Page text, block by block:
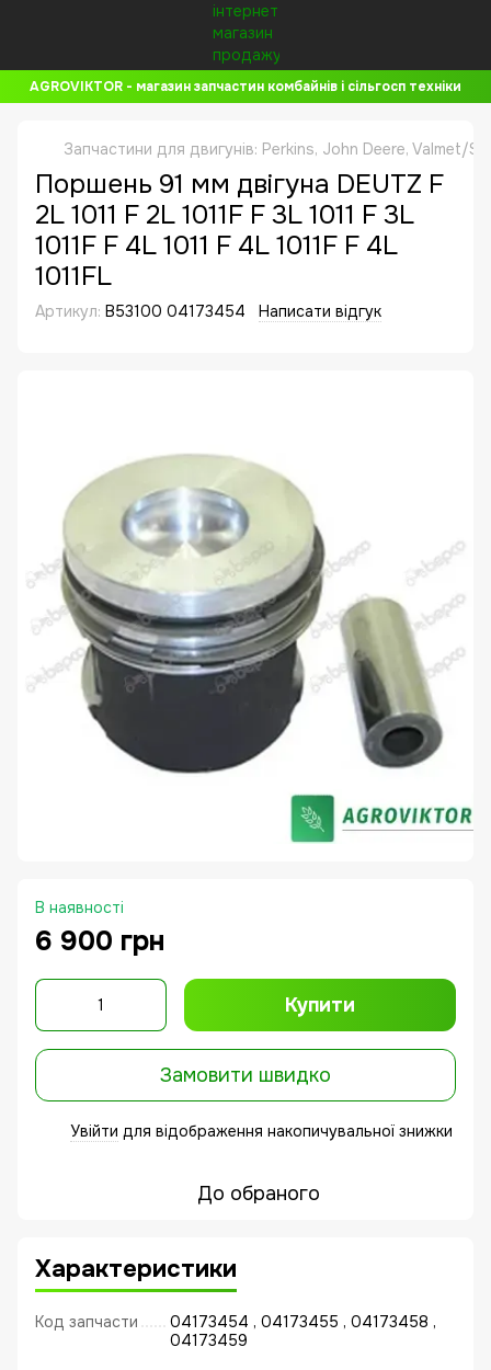
AGROVIKTOR - магазин запчастин комбайнів і сільгосп техніки
Запчастини для двигунів: Perkins, John Deere, Valmet/
Поршень 91 мм двігуна DEUTZ F
2L 1011 F 2L 1011F F 3L 1011 F 3L
1011F F 4L 1011 F 4L 1011F F 4L
1011FL
Артикул: B53100 04173454 Написати відгук
В наявності
6 900 грн
Купити
Замовити швидко
Увійти для відображення накопичувальної знижки
До обраного
Характеристики
Код запчасти
04173454 , 04173455 , 04173458 ,
04173459